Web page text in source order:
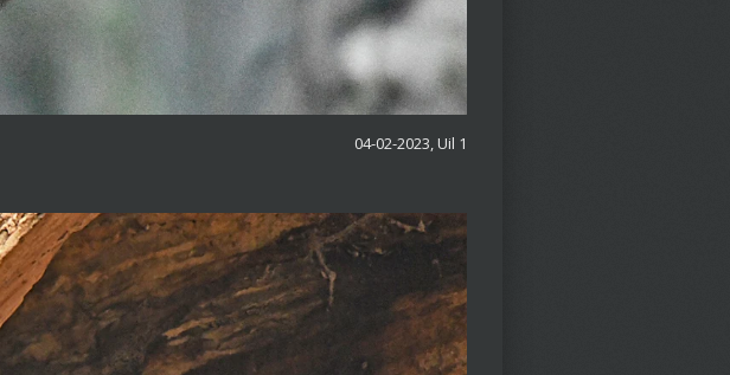
04-02-2023, Uil 1